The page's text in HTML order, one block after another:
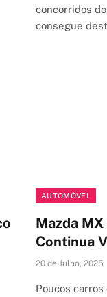
concorridos
consegue
AUTOMÓVEL
Mazda
Continua
20 de Julho, 2025
Poucos